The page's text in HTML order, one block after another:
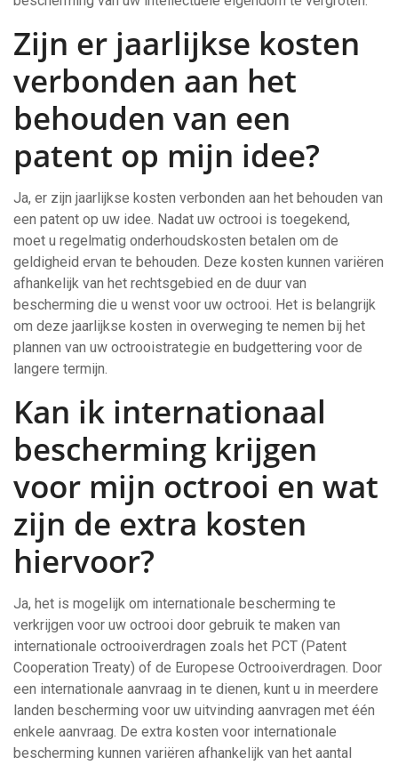
Zijn er jaarlijkse kosten
verbonden aan het
behouden van een
patent op mijn idee?
Ja, er zijn jaarlijkse kosten verbonden aan het behouden van
een patent op uw idee. Nadat uw octrooi is toegekend,
moet u regelmatig onderhoudskosten betalen om de
geldigheid ervan te behouden. Deze kosten kunnen variëren
afhankelijk van het rechtsgebied en de duur van
bescherming die u wenst voor uw octrooi. Het is belangrijk
om deze jaarlijkse kosten in overweging te nemen bij het
plannen van uw octrooistrategie en budgettering voor de
langere termijn.
Kan ik internationaal
bescherming krijgen
voor mijn octrooi en wat
zijn de extra kosten
hiervoor?
Ja, het is mogelijk om internationale bescherming te
verkrijgen voor uw octrooi door gebruik te maken van
internationale octrooiverdragen zoals het PCT (Patent
Cooperation Treaty) of de Europese Octrooiverdragen. Door
een internationale aanvraag in te dienen, kunt u in meerdere
landen bescherming voor uw uitvinding aanvragen met één
enkele aanvraag. De extra kosten voor internationale
bescherming kunnen variëren afhankelijk van het aantal